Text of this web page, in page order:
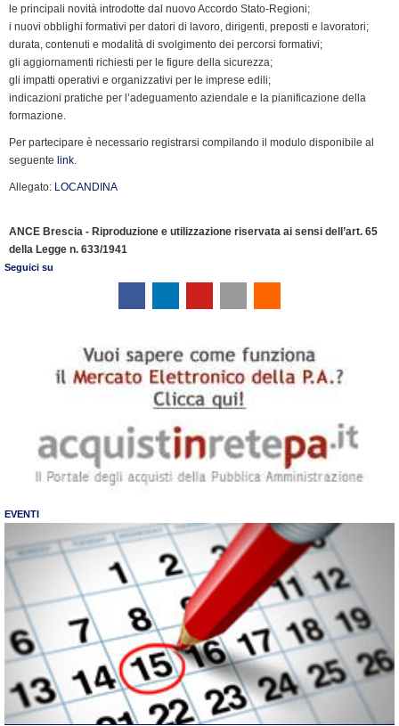
le principali novità introdotte dal nuovo Accordo Stato-Regioni;
i nuovi obblighi formativi per datori di lavoro, dirigenti, preposti e lavoratori;
durata, contenuti e modalità di svolgimento dei percorsi formativi;
gli aggiornamenti richiesti per le figure della sicurezza;
gli impatti operativi e organizzativi per le imprese edili;
indicazioni pratiche per l’adeguamento aziendale e la pianificazione della
formazione.
Per partecipare è necessario registrarsi compilando il modulo disponibile al
seguente link.
Allegato: LOCANDINA
ANCE Brescia - Riproduzione e utilizzazione riservata ai sensi dell’art. 65
della Legge n. 633/1941
Seguici su
EVENTI